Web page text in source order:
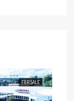
FOR SALE